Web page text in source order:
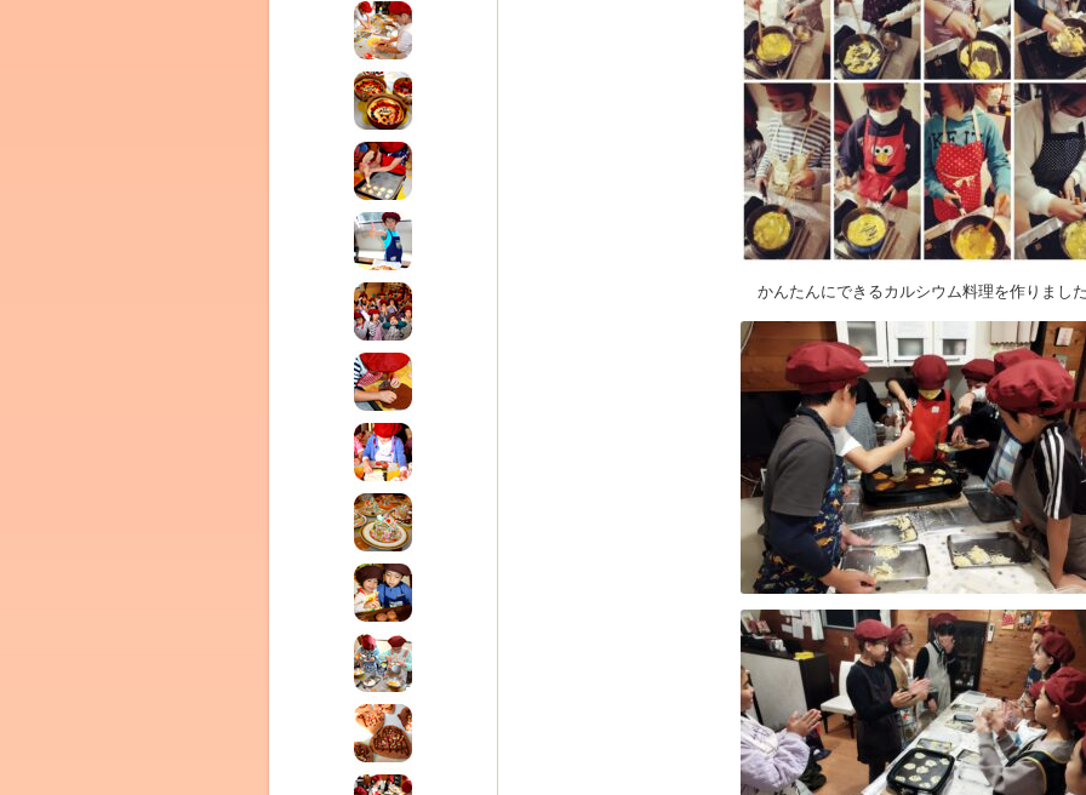
かんたんにできるカルシウム料理を作りまし